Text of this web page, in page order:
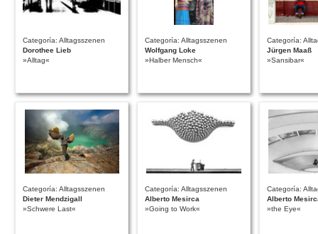
Categoría: Alltagsszenen
Dorothee Lieb
»Alltag«
Categoría: Alltagsszenen
Wolfgang Loke
»Halber Mensch«
Categoría:
Jürgen Maaß
»Sansibar«
Categoría: Alltagsszenen
Dieter Mendzigall
»Schwere Last«
Categoría: Alltagsszenen
Alberto Mesirca
»Going to Work«
Categoría:
Alberto
»the Eye«